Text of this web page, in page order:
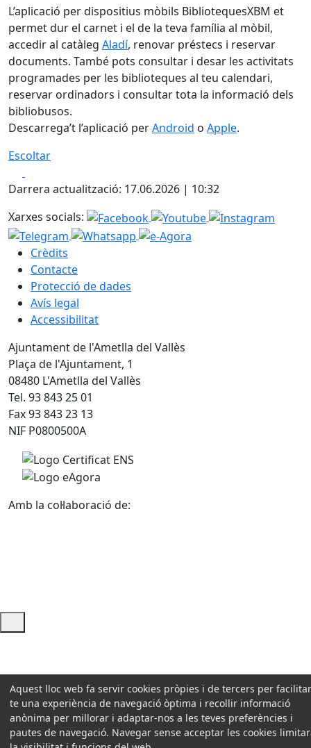
L’aplicació per dispositius mòbils BibliotequesXBM et
permet dur el carnet i el de la teva família al mòbil,
accedir al catàleg Aladí, renovar préstecs i reservar
documents. També pots consultar i desar les activitats
programades per les biblioteques al teu calendari,
reservar ordinadors i consultar tota la informació dels
bibliobusos.
Descarrega’t l’aplicació perAndroid o Apple.
Escoltar
Darrera actualització: 17.06.2026 | 10:32
Xarxes socials:
Crèdits
Contacte
Protecció de dades
Avís legal
Accessibilitat
Ajuntament de l'Ametlla del Vallès
Plaça de l'Ajuntament, 1
08480 L'Ametlla del Vallès
Tel. 93 843 25 01
Fax 93 843 23 13
NIF P0800500A
Amb la col·laboració de:
Ajuda i accés ràpid
Aquest lloc web fa servir cookies pròpies i de tercers per
te una experiència de navegació òptima i recollir informació
anònima per millorar i adaptar-nos a les teves preferències i
pautes de navegació. Navegar sense acceptar les cookies